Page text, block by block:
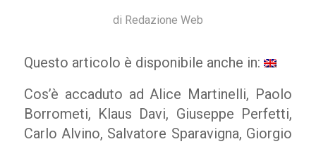
di Redazione Web
Questo articolo è disponibile anche in:
Cos’è accaduto ad Alice Martinelli, Paolo
Borrometi, Klaus Davi, Giuseppe Perfetti,
Carlo Alvino, Salvatore Sparavigna, Giorgio